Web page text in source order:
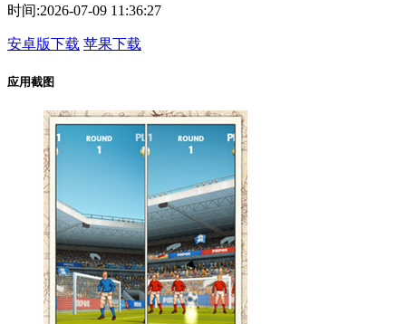
时间:2026-07-09 11:36:27
安卓版下载 苹果下载
应用截图